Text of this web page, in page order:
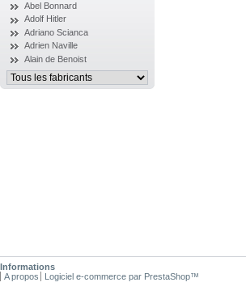
Abel Bonnard
Adolf Hitler
Adriano Scianca
Adrien Naville
Alain de Benoist
Informations
A propos
Logiciel e-commerce par PrestaShop™